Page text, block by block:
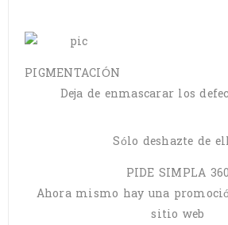
PIGMENTACIÓN
Deja de enmascarar los
Sólo deshazte de
PIDE SIMPLA 360
Ahora mismo hay una
sitio web